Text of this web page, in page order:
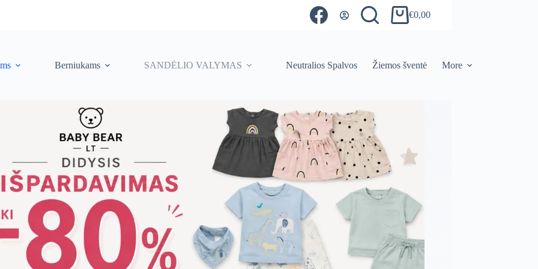
Shopping
€0,00
Berniukams SANDĖLIO VALYMAS Neutralios Spalvos Žiemos šventė More